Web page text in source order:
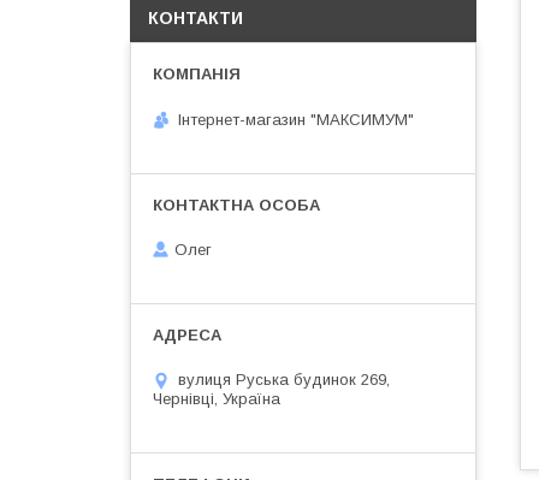
КОНТАКТИ
Інтернет-магазин "МАКСИМУМ"
Олег
вулиця Руська будинок 269,
Чернівці, Україна